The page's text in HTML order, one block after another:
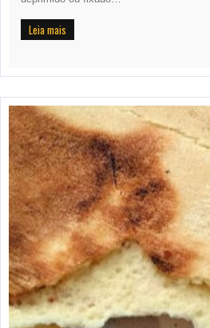
Leia mais